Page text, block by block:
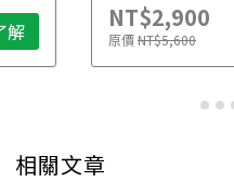
解 NT$2,900
原價NT$5,600
相關文章